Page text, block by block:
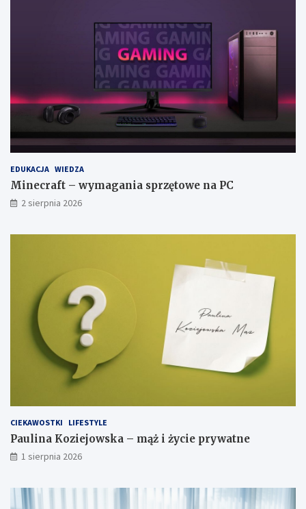
EDUKACJA WIEDZA
Minecraft – wymagania sprzętowe na PC
2 sierpnia 2026
CIEKAWOSTKI LIFESTYLE
Paulina Koziejowska – mąż i życie prywatne
1 sierpnia 2026